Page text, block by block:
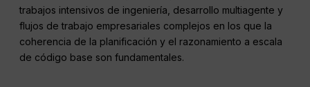
trabajos intensivos de ingeniería, desarrollo multiagente y
flujos de trabajo empresariales complejos en los que la
coherencia de la planificación y el razonamiento a escala
de código base son fundamentales.